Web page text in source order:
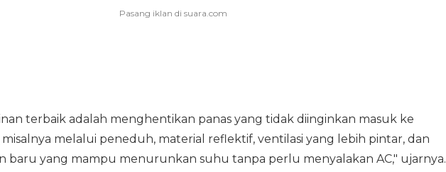
terbaik adalah menghentikan panas yang tidak diinginkan masuk ke
melalui peneduh, material reflektif, ventilasi yang lebih pintar, dan
baru yang mampu menurunkan suhu tanpa perlu menyalakan AC," ujarnya.